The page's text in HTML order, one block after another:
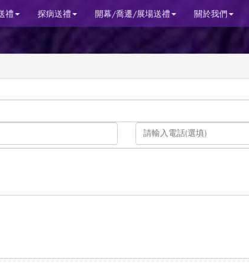
禮 探病送禮 開幕/喬遷/展場送禮 關於我們